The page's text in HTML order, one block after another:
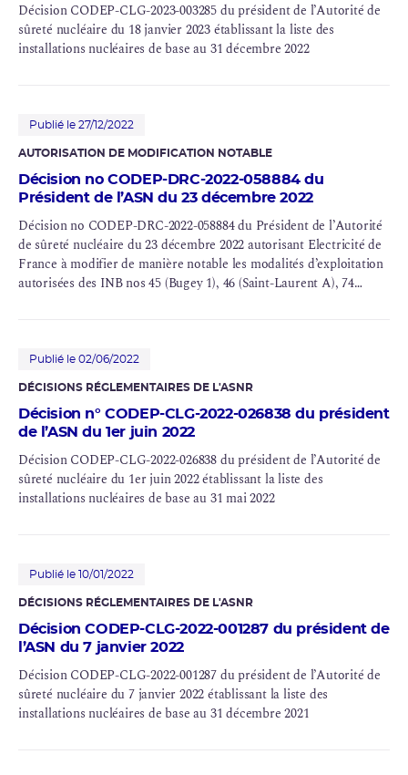
Décision CODEP-CLG-2023-003285 du président de l’Autorité de
sûreté nucléaire du 18 janvier 2023 établissant la liste des
installations nucléaires de base au 31 décembre 2022
Publié le 27/12/2022
AUTORISATION DE MODIFICATION NOTABLE
Décision no CODEP-DRC-2022-058884 du
Président de l’ASN du 23 décembre 2022
Décision no CODEP-DRC-2022-058884 du Président de l’Autorité
de sûreté nucléaire du 23 décembre 2022 autorisant Electricité de
France à modifier de manière notable les modalités d’exploitation
autorisées des INBnos 45 (Bugey 1), 46 (Saint-Laurent A), 74
Publié le 02/06/2022
DÉCISIONS RÉGLEMENTAIRES DE L'ASNR
Décision n° CODEP-CLG-2022-026838 du président
de l’ASN du 1er juin 2022
Décision CODEP-CLG-2022-026838 du président de l’Autorité de
sûreté nucléaire du 1er juin 2022 établissant la liste des
installations nucléaires de base au 31 mai 2022
Publié le 10/01/2022
DÉCISIONS RÉGLEMENTAIRES DE L'ASNR
Décision CODEP-CLG-2022-001287 du président de
l’ASN du 7 janvier 2022
Décision CODEP-CLG-2022-001287 du président de l’Autorité de
sûreté nucléaire du 7 janvier 2022 établissant la liste des
installations nucléaires de base au 31 décembre 2021